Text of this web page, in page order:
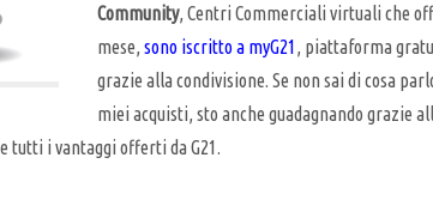
Community, Centri Commerciali virtuali che
mese,sono iscritto a myG21, piattaforma
grazie alla condivisione. Se non sai di cosa
miei acquisti, sto anche guadagnando grazie
tutti i vantaggi offerti da G21.